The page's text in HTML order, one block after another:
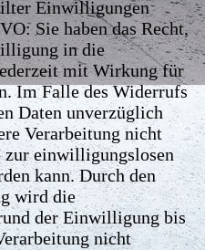
Einwilligungen
Sie haben das Recht,
in die
mit Wirkung für
Im Falle des Widerrufs
Daten unverzüglich
Verarbeitung nicht
zur einwilligungslosen
kann. Durch den
wird die
der Einwilligung bis
nicht